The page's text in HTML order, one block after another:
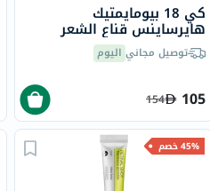
كي 18 بيومايمتيك
هايرساينس قناع الشعر
لإصلاح الشعر الجزيئي بدون
شطف 15 مل
توصيل مجاني اليوم
105
154
45% خصم